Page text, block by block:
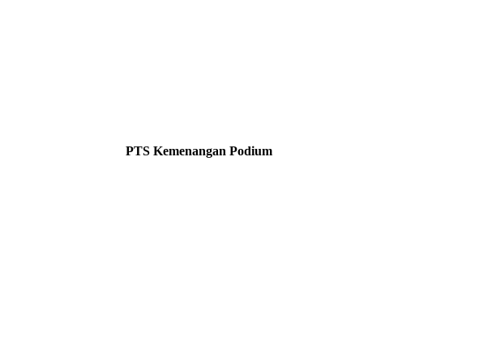
PTS Kemenangan Podium